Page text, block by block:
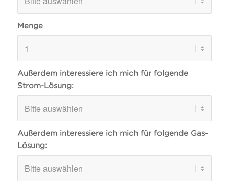
Menge
Außerdem interessiere ich mich für folgende
Strom-Lösung:
Außerdem interessiere ich mich für folgende Gas-
Lösung: